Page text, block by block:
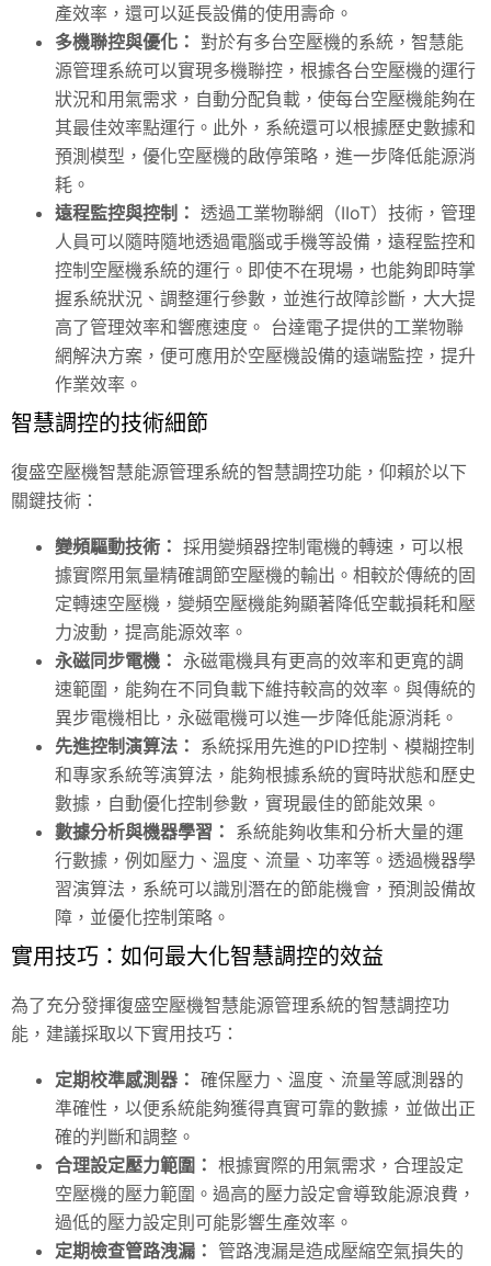
產效率，還可以延長設備的使用壽命。
多機聯控與優化： 對於有多台空壓機的系統，智慧能
源管理系統可以實現多機聯控，根據各台空壓機的運行
狀況和用氣需求，自動分配負載，使每台空壓機能夠在
其最佳效率點運行。此外，系統還可以根據歷史數據和
預測模型，優化空壓機的啟停策略，進一步降低能源消
耗。
遠程監控與控制： 透過工業物聯網（IIoT）技術，管理
人員可以隨時隨地透過電腦或手機等設備，遠程監控和
控制空壓機系統的運行。即使不在現場，也能夠即時掌
握系統狀況、調整運行參數，並進行故障診斷，大大提
高了管理效率和響應速度。 台達電子提供的工業物聯
網解決方案，便可應用於空壓機設備的遠端監控，提升
作業效率。
智慧調控的技術細節
復盛空壓機智慧能源管理系統的智慧調控功能，仰賴於以下
關鍵技術：
變頻驅動技術： 採用變頻器控制電機的轉速，可以根
據實際用氣量精確調節空壓機的輸出。相較於傳統的固
定轉速空壓機，變頻空壓機能夠顯著降低空載損耗和壓
力波動，提高能源效率。
永磁同步電機： 永磁電機具有更高的效率和更寬的調
速範圍，能夠在不同負載下維持較高的效率。與傳統的
異步電機相比，永磁電機可以進一步降低能源消耗。
先進控制演算法： 系統採用先進的PID控制、模糊控制
和專家系統等演算法，能夠根據系統的實時狀態和歷史
數據，自動優化控制參數，實現最佳的節能效果。
數據分析與機器學習： 系統能夠收集和分析大量的運
行數據，例如壓力、溫度、流量、功率等。透過機器學
習演算法，系統可以識別潛在的節能機會，預測設備故
障，並優化控制策略。
實用技巧：如何最大化智慧調控的效益
為了充分發揮復盛空壓機智慧能源管理系統的智慧調控功
能，建議採取以下實用技巧：
定期校準感測器： 確保壓力、溫度、流量等感測器的
準確性，以便系統能夠獲得真實可靠的數據，並做出正
確的判斷和調整。
合理設定壓力範圍： 根據實際的用氣需求，合理設定
空壓機的壓力範圍。過高的壓力設定會導致能源浪費，
過低的壓力設定則可能影響生產效率。
定期檢查管路洩漏： 管路洩漏是造成壓縮空氣損失的